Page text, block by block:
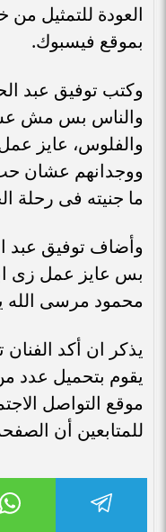
العودة للتمثيل
بموقع فيسبوك.
وكتب توفيق عبد
والناس بس مش
والفلوس، عايز
ووجدانهم عشان
ما جنيته فى رحلة
وأضاف توفيق عبد
بس عايز عمل زى
محمود مرسى الله
يذكر ان أكد
يقوم بتحميل عدد
موقع التواصل
للمتابعين أن